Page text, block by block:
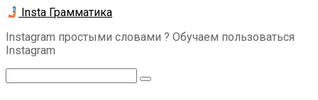
Перейти
контенту
Insta Грамматика
Instagram простыми словами ? Обучаем пользоваться
Instagram